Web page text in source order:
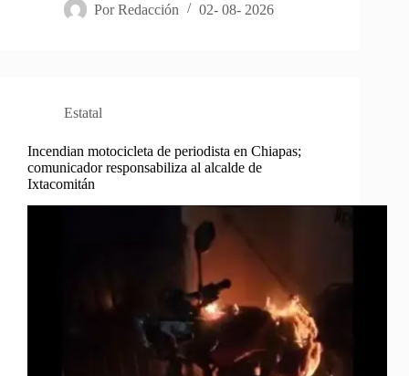
Por Redacción 02- 08- 2026
Estatal
Incendian motocicleta de periodista en Chiapas;
comunicador responsabiliza al alcalde de
Ixtacomitán